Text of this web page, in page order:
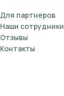
Для партнеров
Наши сотрудники
Отзывы
Контакты